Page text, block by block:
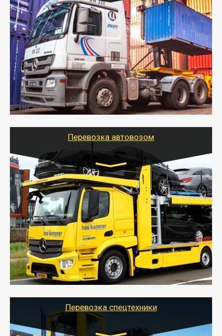
Цена за км. Рассчитывается
индивидуально
- Контейнерные грузоперевозки на специальном
оборудованном транспорте быстро, качественно и
безопасно.
- Наша транспортная компания поможет
организовать доставку в порт и из порта
стандартных контейнеров на контейнеровозе,
шаландах и площадках (открытых кузовах),
используя надежные крепления.
Перевозка автовозом
Цена за км. Рассчитывается
индивидуально
- Перевозка автовозом от Тайгер Логистик – это
быстрый и безопасный способ доставить несколько
легковых автомобилей за одну поездку в другой
город.
- Наша транспортная компания организует доставку
машин автовозом, подобрав оптимальный маршрут с
учетом всех особенности по пути следования.
Перевозка спецтехники